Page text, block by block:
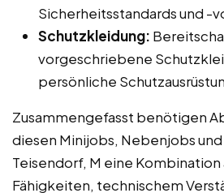
Sicherheitsstandards und -
Schutzkleidung:
vorgeschriebene
persönliche
Zusammengefasst benötigen
diesen Minijobs, Nebenjobs
Teisendorf, M eine Kombination
Fähigkeiten, technischem